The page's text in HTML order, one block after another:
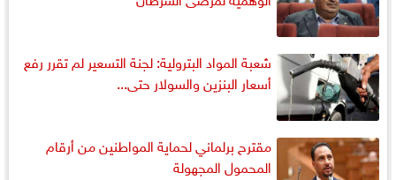
شعبة المواد البترولية: لجنة التسعير لم تقرر رفع
أسعار البنزين والسولار حتى...
مقترح برلماني لحماية المواطنين من أرقام
المحمول المجهولة